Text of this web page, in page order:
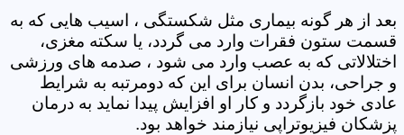
بعد از هر گونه بیماری مثل شکستگی ، اسیب هایی که به
قسمت ستون فقرات وارد می گردد، یا سکته مغزی،
اختلالاتی که به عصب وارد می شود ، صدمه های ورزشی
و جراحی، بدن انسان برای این که دومرتبه به شرایط
عادی خود بازگردد و کار او افزایش پیدا نماید به درمان
پزشکان فیزیوتراپی نیازمند خواهد بود.